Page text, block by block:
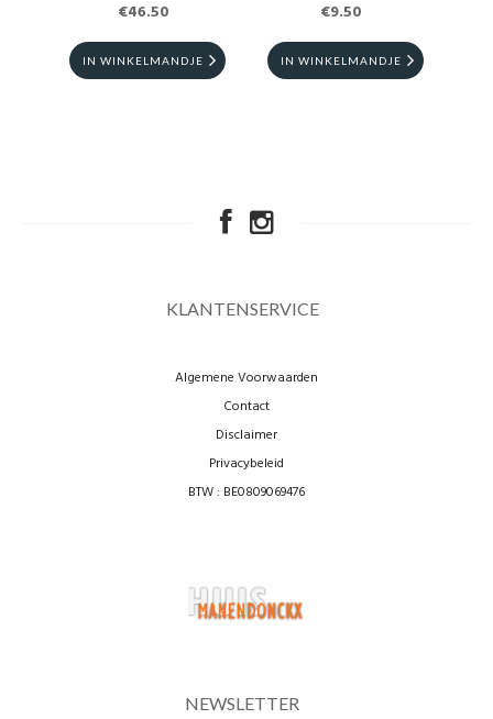
€46.50
IN WINKELMANDJE
€9.50
IN WINKELMANDJE
KLANTENSERVICE
Algemene Voorwaarden
Contact
Disclaimer
Privacybeleid
BTW : BE0809069476
NEWSLETTER